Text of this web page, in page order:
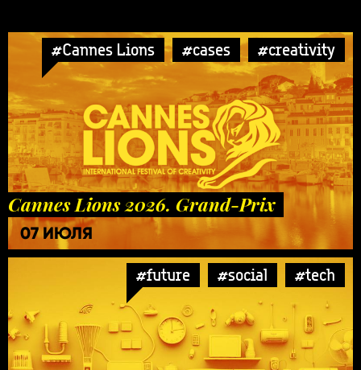
#Cannes Lions #cases #creativity
Cannes Lions 2026. Grand-Prix
07 ИЮЛЯ
#future #social #tech